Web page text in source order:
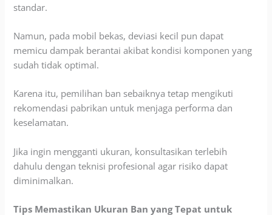
standar.
Namun, pada mobil bekas, deviasi kecil pun dapat
memicu dampak berantai akibat kondisi komponen yang
sudah tidak optimal.
Karena itu, pemilihan ban sebaiknya tetap mengikuti
rekomendasi pabrikan untuk menjaga performa dan
keselamatan.
Jika ingin mengganti ukuran, konsultasikan terlebih
dahulu dengan teknisi profesional agar risiko dapat
diminimalkan.
Tips Memastikan Ukuran Ban yang Tepat untuk